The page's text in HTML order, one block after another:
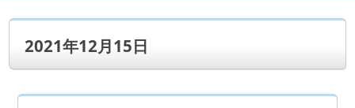
2021年12月15日